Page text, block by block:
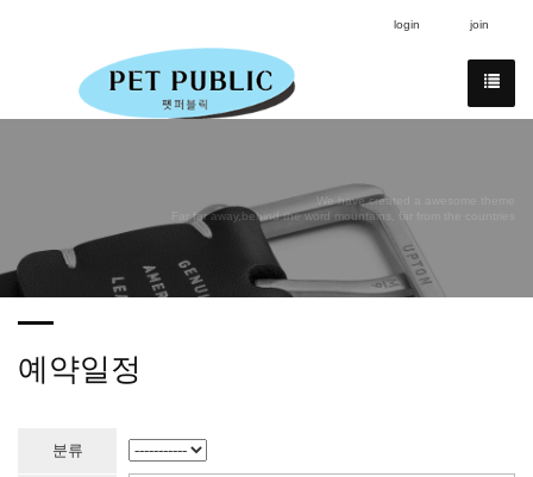
login join
We have created a awesome theme
Far far away,behind the word mountains, far from the countries
예약일정
분류